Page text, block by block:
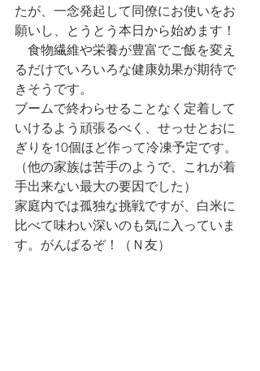
たが、一念発起して同僚にお使いをお
願いし、とうとう本日から始めます！
食物繊維や栄養が豊富でご飯を変え
るだけでいろいろな健康効果が期待で
きそうです。
ブームで終わらせることなく定着して
いけるよう頑張るべく、せっせとおに
ぎりを10個ほど作って冷凍予定です。
（他の家族は苦手のようで、これが着
手出来ない最大の要因でした）
家庭内では孤独な挑戦ですが、白米に
比べて味わい深いのも気に入っていま
す。がんばるぞ！（Ｎ友）